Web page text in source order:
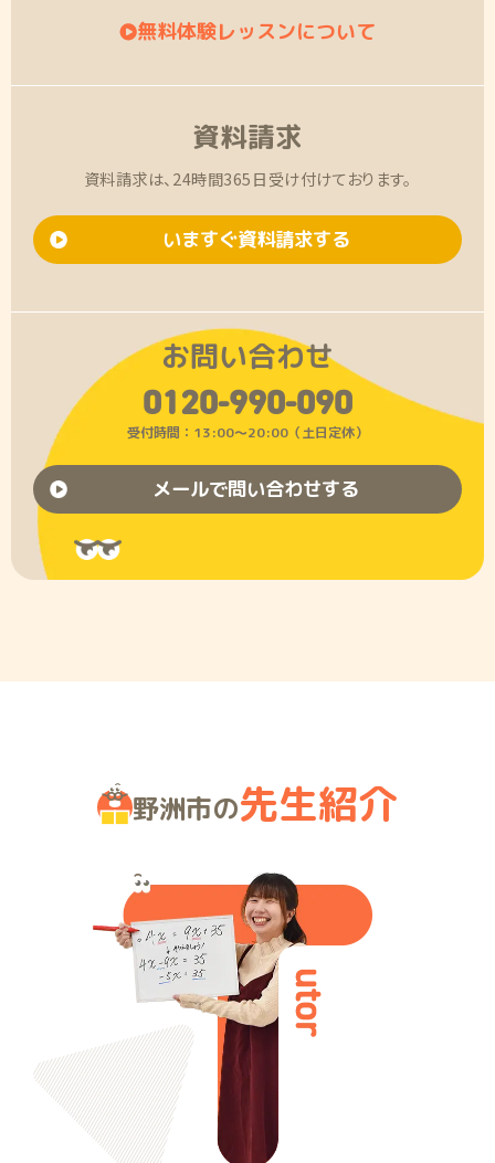
無料体験レッスンについて
資料請求
資料請求は、24時間365日受け付けております。
いますぐ資料請求する
お問い合わせ
0120-990-090
受付時間：13:00〜20:00（土日定休）
メールで問い合わせする
野洲市の先生紹介